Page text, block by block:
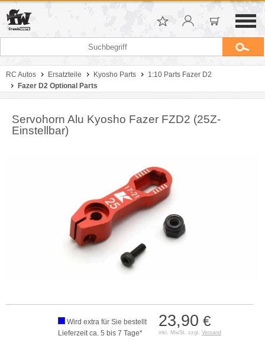
RC Autos Ersatzteile Kyosho Parts
1:10 Parts Fazer D2
Fazer D2 Optional Parts
Servohorn Alu Kyosho Fazer FZD2 (25Z-
Einstellbar)
23,90 €
inkl. MwSt. zzgl. Versand
Wird extra für Sie bestellt
Lieferzeit ca. 5 bis 7 Tage*